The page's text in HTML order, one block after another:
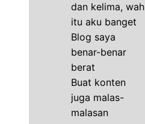
dan kelima, wah
itu aku banget
Blog saya
benar-benar
berat
Buat konten
juga malas-
malasan